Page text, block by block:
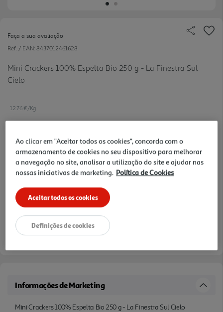
Faça a sua avaliação
Ref. / EAN: 8437012461628
Mini Crackers 100% Espelta Bio 250 g - La Finestra Sul
Cielo
12.76 €/Kg
3,19 €
Notas de preparação
Informações de Marketing
Mini Crackers 100% Espelta Bio 250 g - La Finestra Sul Cielo
Ao clicar em "Aceitar todos os cookies", concorda com o
armazenamento de cookies no seu dispositivo para melhorar
a navegação no site, analisar a utilização do site e ajudar nas
nossas iniciativas de marketing. Política de Cookies
Aceitar todos os cookies
Definições de cookies